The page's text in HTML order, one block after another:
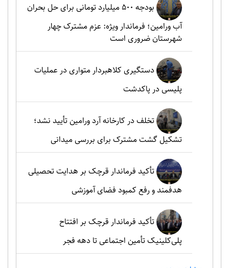
بودجه ۵۰۰ میلیارد تومانی برای حل بحران
آب ورامین؛ فرماندار ویژه: عزم مشترک چهار
شهرستان ضروری است
دستگیری کلاهبردار متواری در عملیات
پلیسی در پاکدشت
تخلف در کارخانه آرد ورامین تأیید نشد؛
تشکیل گشت مشترک برای بررسی میدانی
تأکید فرماندار قرچک بر هدایت تحصیلی
هدفمند و رفع کمبود فضای آموزشی
تأکید فرماندار قرچک بر افتتاح
پلی‌کلینیک تأمین اجتماعی تا دهه فجر